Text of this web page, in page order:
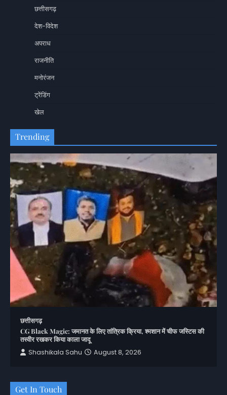
छत्तीसगढ़
देश-विदेश
अपराध
राजनीति
मनोरंजन
ट्रेंडिंग
खेल
Trending
छत्तीसगढ़
CG Black Magic: जमानत के लिए तांत्रिक क्रिया, श्मशान में चीफ जस्टिस की
तस्वीर रखकर किया काला जादू
Shashikala Sahu
August 8, 2026
Get In Touch